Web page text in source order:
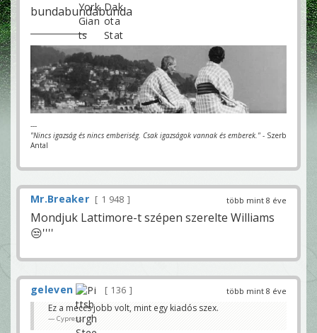
bundabundabunda
---
"Nincs igazság és nincs emberiség. Csak igazságok vannak és emberek." - Szerb
Antal
több mint 8 éve
Mr.Breaker 1 948
Mondjuk Lattimore-t szépen szerelte Williams
😒''''
több mint 8 éve
geleven
136
Ez a meccs jobb volt, mint egy kiadós szex.
Cypress